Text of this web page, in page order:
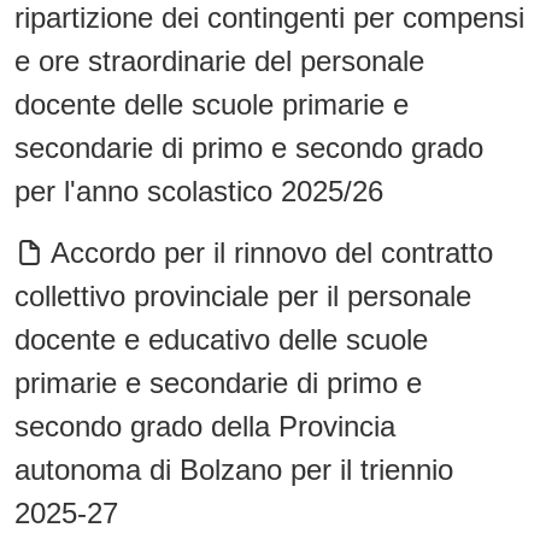
ripartizione dei contingenti per compensi
e ore straordinarie del personale
docente delle scuole primarie e
secondarie di primo e secondo grado
per l'anno scolastico 2025/26
Accordo per il rinnovo del contratto
collettivo provinciale per il personale
docente e educativo delle scuole
primarie e secondarie di primo e
secondo grado della Provincia
autonoma di Bolzano per il triennio
2025-27